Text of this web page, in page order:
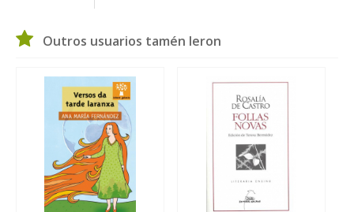
Outros usuarios tamén leron